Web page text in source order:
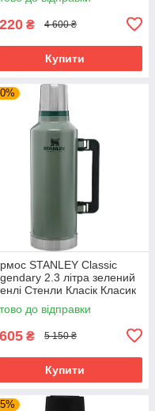
₴ 4 600 ₴
Купити
STANLEY Classic
2.3 літра зелений
Стенли Класік Класик
до відправки
₴ 5 150 ₴
Купити